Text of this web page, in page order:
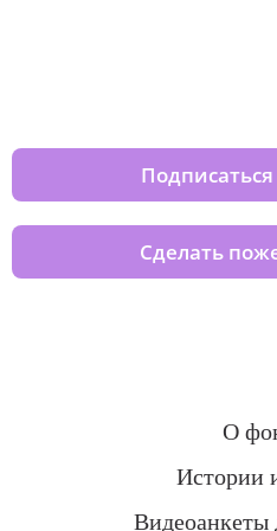
Сделать
О
Истории
Видеоанкеты